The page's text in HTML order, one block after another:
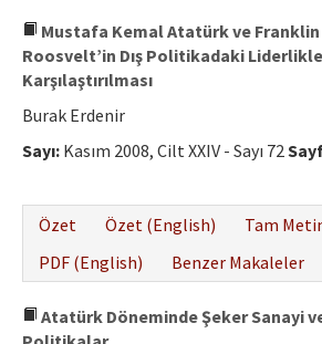
Mustafa Kemal Atatürk ve
Roosvelt’in Dış Politikadaki
Karşılaştırılması
Burak Erdenir
Sayı: Kasım 2008, Cilt XXIV - Sayı 72
Özet
Özet (English)
Tam
PDF (English)
Benzer Makaleler
Atatürk Döneminde Şeker Sanayi